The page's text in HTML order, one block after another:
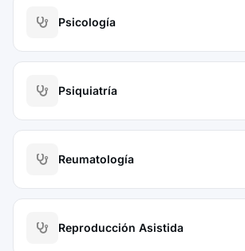
Psicología
Psiquiatría
Reumatología
Reproducción Asistida